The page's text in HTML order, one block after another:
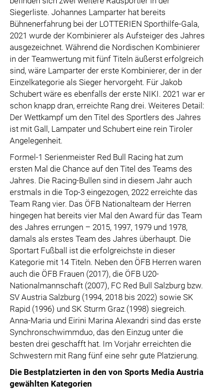
Siegerliste. Johannes Lamparter hat bereits
Bühnenerfahrung bei der LOTTERIEN Sporthilfe-Gala,
2021 wurde der Kombinierer als Aufsteiger des Jahres
ausgezeichnet. Während die Nordischen Kombinierer
in der Teamwertung mit fünf Titeln äußerst erfolgreich
sind, wäre Lamparter der erste Kombinierer, der in der
Einzelkategorie als Sieger hervorgeht. Für Jakob
Schubert wäre es ebenfalls der erste NIKI. 2021 war er
schon knapp dran, erreichte Rang drei. Weiteres Detail:
Der Wettkampf um den Titel des Sportlers des Jahres
ist mit Gall, Lampater und Schubert eine rein Tiroler
Angelegenheit.
Formel-1 Serienmeister Red Bull Racing hat zum
ersten Mal die Chance auf den Titel des Teams des
Jahres. Die Racing-Bullen sind in diesem Jahr auch
erstmals in die Top-3 eingezogen, 2022 erreichte das
Team Rang vier. Das ÖFB Nationalteam der Herren
hingegen hat bereits vier Mal den Award für das Team
des Jahres errungen – 2015, 1997, 1979 und 1978,
damals als erstes Team des Jahres überhaupt. Die
Sportart Fußball ist die erfolgreichste in dieser
Kategorie mit 14 Titeln. Neben den ÖFB Herren waren
auch die ÖFB Frauen (2017), die ÖFB U20-
Nationalmannschaft (2007), FC Red Bull Salzburg bzw.
SV Austria Salzburg (1994, 2018 bis 2022) sowie SK
Rapid (1996) und SK Sturm Graz (1998) siegreich.
Anna-Maria und Eirini Marina Alexandri sind das erste
Synchronschwimmduo, das den Einzug unter die
besten drei geschafft hat. Im Vorjahr erreichten die
Schwestern mit Rang fünf eine sehr gute Platzierung.
Die Bestplatzierten in den von Sports Media Austria
gewählten Kategorien